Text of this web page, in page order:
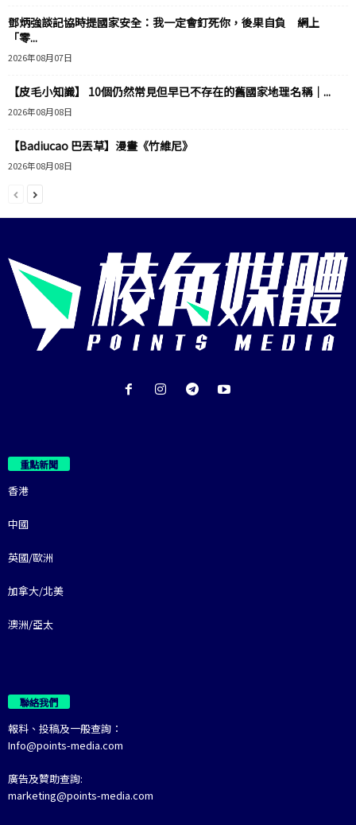
鄧炳強談記協時提國家安全：我一定會釘死你，後果自負 網上
「零...
2026年08月07日
【皮毛小知識】 10個仍然常見但早已不存在的舊國家地理名稱｜...
2026年08月08日
【Badiucao 巴丟草】漫畫《竹維尼》
2026年08月08日
重點新聞
香港
中國
英國/歐洲
加拿大/北美
澳洲/亞太
聯絡我們
報料、投稿及一般查詢：
Info@points-media.com
廣告及贊助查詢:
marketing@points-media.com